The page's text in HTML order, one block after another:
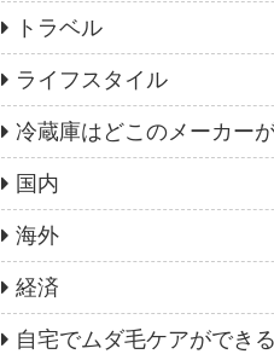
トラベル
ライフスタイル
冷蔵庫はどこのメーカー
国内
海外
経済
自宅でムダ毛ケアができ